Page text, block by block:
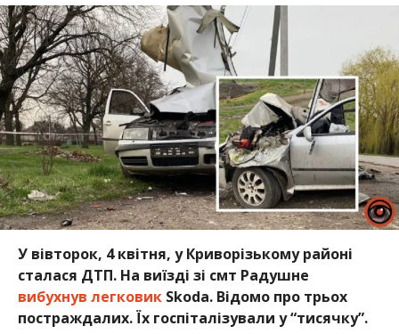
У вівторок, 4 квітня, у Криворізькому районі
сталася ДТП. На виїзді зі смт Радушне
вибухнув легковикSkoda. Відомо про трьох
постраждалих. Їх госпіталізували у “тисячку”.